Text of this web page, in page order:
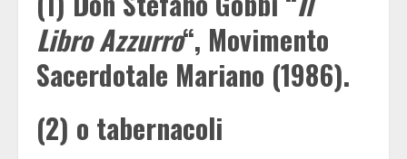
Libro Azzurro“, Movimento
Sacerdotale Mariano (1986).
(2) o tabernacoli